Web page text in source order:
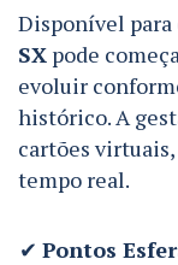
Disponível
SX pode
evoluir
histórico. A
cartões
tempo real.
Pontos